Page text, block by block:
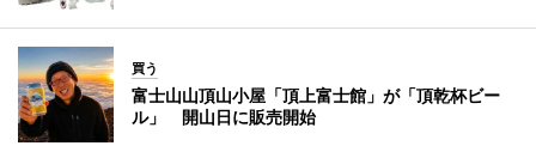
買う
富士山山頂山小屋「頂上富士館」が「頂乾杯ビー
ル」 開山日に販売開始